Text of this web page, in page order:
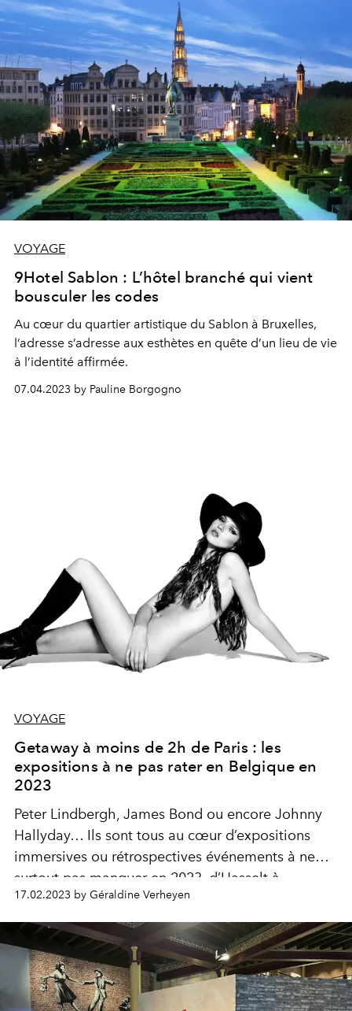
VOYAGE
9Hotel Sablon : L’hôtel branché qui vient
bousculer les codes
Au cœur du quartier artistique du Sablon à Bruxelles,
l’adresse s’adresse aux esthètes en quête d’un lieu de vie
à l’identité affirmée.
07.04.2023 by Pauline Borgogno
VOYAGE
Getaway à moins de 2h de Paris : les
expositions à ne pas rater en Belgique en
2023
Peter Lindbergh, James Bond ou encore Johnny
Hallyday… Ils sont tous au cœur d’expositions
immersives ou rétrospectives événements à ne
surtout pas manquer en 2023, d’Hasselt à
Bruxelles. Préparez-vous pour une année de
getaways chez nos voisins !
17.02.2023 by Géraldine Verheyen